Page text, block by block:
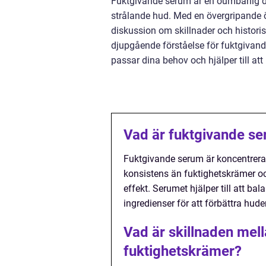
strålande hud. Med en
diskussion om skillnader och
djupgående förståelse för
passar dina behov och hjälper till
Vad är fuktgivande
Fuktgivande serum är
konsistens än fuktighetskrämer
effekt. Serumet hjälper till att
ingredienser för att förbättra
Vad är skillnaden
fuktighetskrämer?